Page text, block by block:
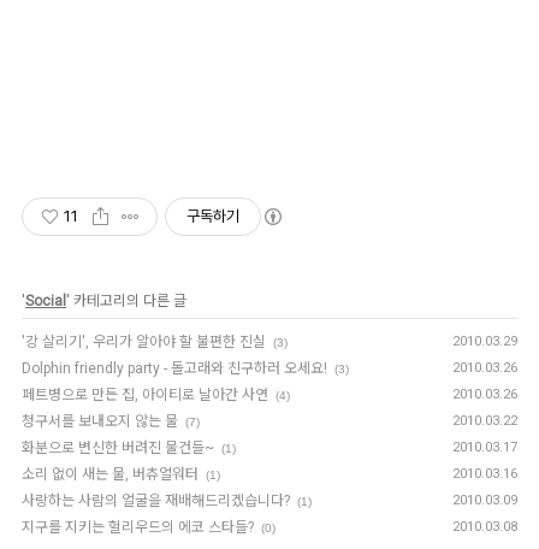
11 구독하기
'Social ' 카테고리의 다른 글
'강 살리기', 우리가 알아야 할 불편한 진실 (3) 2010.03.29
Dolphin friendly party - 돌고래와 친구하러 오세요! (3) 2010.03.26
페트병으로 만든 집, 아이티로 날아간 사연 (4) 2010.03.26
청구서를 보내오지 않는 물 (7) 2010.03.22
화분으로 변신한 버려진 물건들~ (1) 2010.03.17
소리 없이 새는 물, 버츄얼워터 (1) 2010.03.16
사랑하는 사람의 얼굴을 재배해드리겠습니다? (1) 2010.03.09
지구를 지키는 헐리우드의 에코 스타들? (0) 2010.03.08